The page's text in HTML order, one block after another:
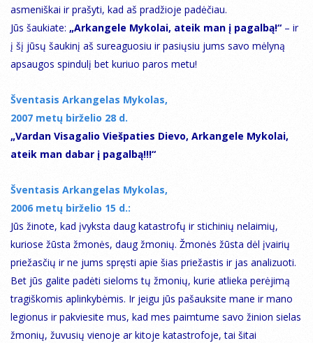
asmeniškai ir prašyti, kad aš pradžioje padėčiau.
Jūs šaukiate: „Arkangele Mykolai, ateik man į pagalbą!“ – ir
į šį jūsų šaukinį aš sureaguosiu ir pasiųsiu jums savo mėlyną
apsaugos spindulį bet kuriuo paros metu!
Šventasis Arkangelas Mykolas,
2007 metų birželio 28 d.
„Vardan Visagalio Viešpaties Dievo, Arkangele Mykolai,
ateik man dabar į pagalbą!!!“
Šventasis Arkangelas Mykolas,
2006 metų birželio 15 d.:
Jūs žinote, kad įvyksta daug katastrofų ir stichinių nelaimių,
kuriose žūsta žmonės, daug žmonių. Žmonės žūsta dėl įvairių
priežasčių ir ne jums spręsti apie šias priežastis ir jas analizuoti.
Bet jūs galite padėti sieloms tų žmonių, kurie atlieka perėjimą
tragiškomis aplinkybėmis. Ir jeigu jūs pašauksite mane ir mano
legionus ir pakviesite mus, kad mes paimtume savo žinion sielas
žmonių, žuvusių vienoje ar kitoje katastrofoje, tai šitai